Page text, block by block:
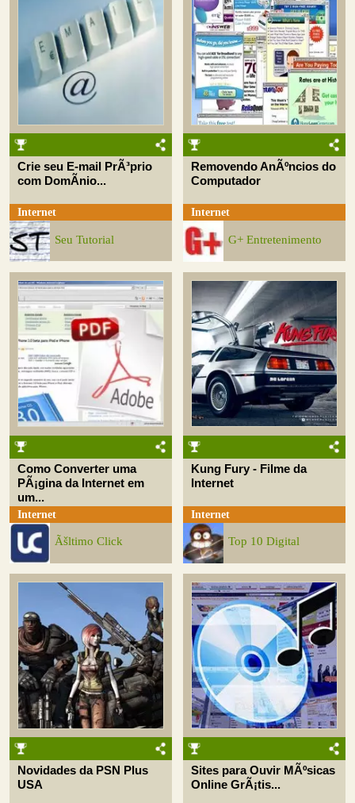
Crie seu E-mail PrÃ³prio
com DomÃ­nio...
Internet
Seu Tutorial
Removendo AnÃºncios do
Computador
Internet
G+ Entretenimento
Como Converter uma
PÃ¡gina da Internet em
um...
Internet
Ãšltimo Click
Kung Fury - Filme da
Internet
Internet
Top 10 Digital
Novidades da PSN Plus
USA
Sites para Ouvir MÃºsicas
Online GrÃ¡tis...